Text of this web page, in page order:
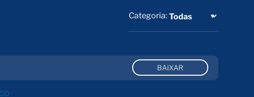
Categoria:
BAIXAR